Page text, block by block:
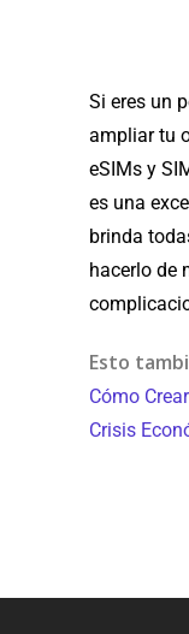
Si eres un
ampliar tu
eSIMs y
es una
brinda
hacerlo de
Esto
Cómo
Crisis